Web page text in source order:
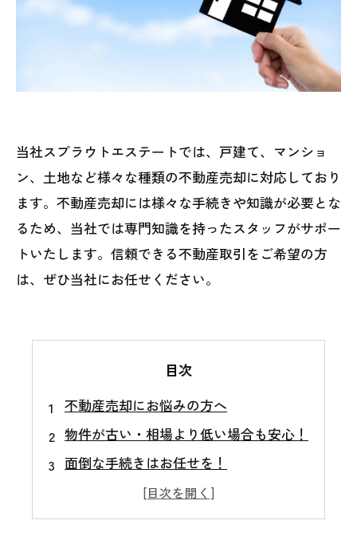
当社スプラウトエステートでは、戸建て、マンショ
ン、土地など様々な種類の不動産売却に対応しており
ます。不動産売却には様々な手続きや知識が必要とな
るため、当社では専門知識を持ったスタッフがサポー
トいたします。信頼できる不動産取引をご希望の方
は、ぜひ当社にお任せください。
目次
不動産売却にお悩みの方へ
物件が古い・相場より低い場合も安心！
面倒な手続きはお任せを！
一度お問い合わせください